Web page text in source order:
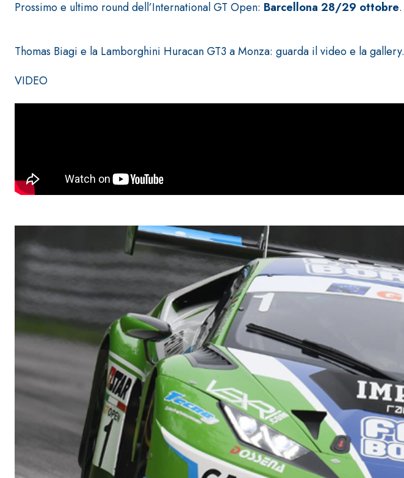
Prossimo e ultimo round dell’International GT Open: Barcellona 28/29 ottobre.
Thomas Biagi e la Lamborghini Huracan GT3 a Monza: guarda il video e la gallery.
VIDEOAQUAZIP ONE PRO
Sistema INTONACATURA E COSTRUZIONE PRODOTTI A BASE CALCE AEREA